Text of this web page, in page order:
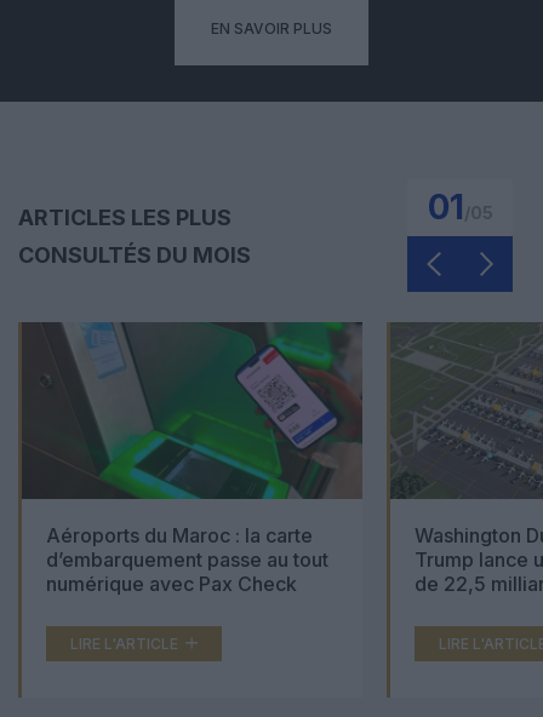
EN SAVOIR PLUS
ARTICLES LES PLUS
CONSULTÉS DU MOIS
01
Aéroports du Maroc : la carte
d’embarquement passe au tout
numérique avec Pax Check
LIRE L'ARTICLE
Washington
Trump lance
de 22,5
LIRE